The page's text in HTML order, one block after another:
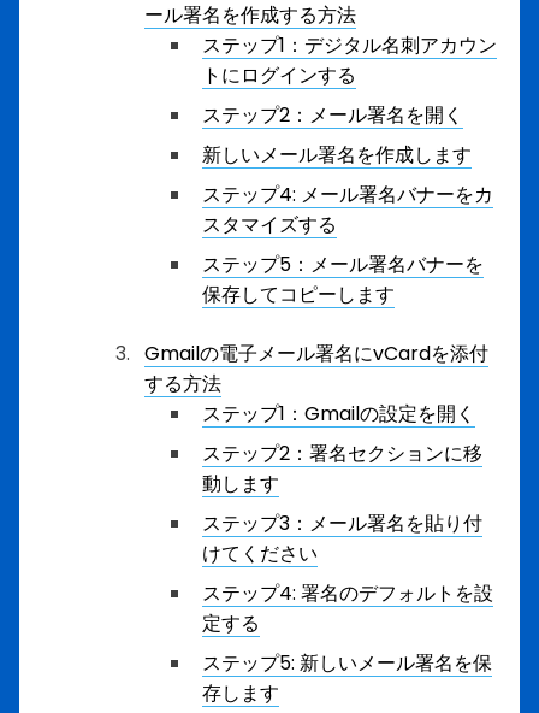
ール署名を作成する方法
ステップ1：デジタル名刺アカウン
トにログインする
ステップ2：メール署名を開く
新しいメール署名を作成します
ステップ4: メール署名バナーをカ
スタマイズする
ステップ5：メール署名バナーを
保存してコピーします
Gmailの電子メール署名にvCardを添付
する方法
ステップ1：Gmailの設定を開く
ステップ2：署名セクションに移
動します
ステップ3：メール署名を貼り付
けてください
ステップ4: 署名のデフォルトを設
定する
ステップ5: 新しいメール署名を保
存します